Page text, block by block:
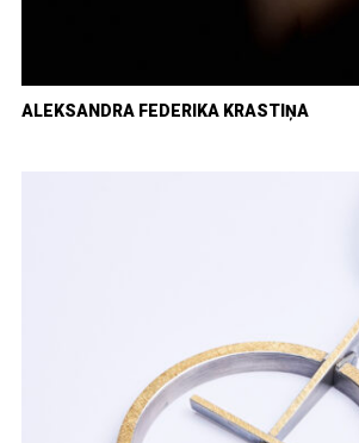
ALEKSANDRA FEDERIKA KRASTIŅA